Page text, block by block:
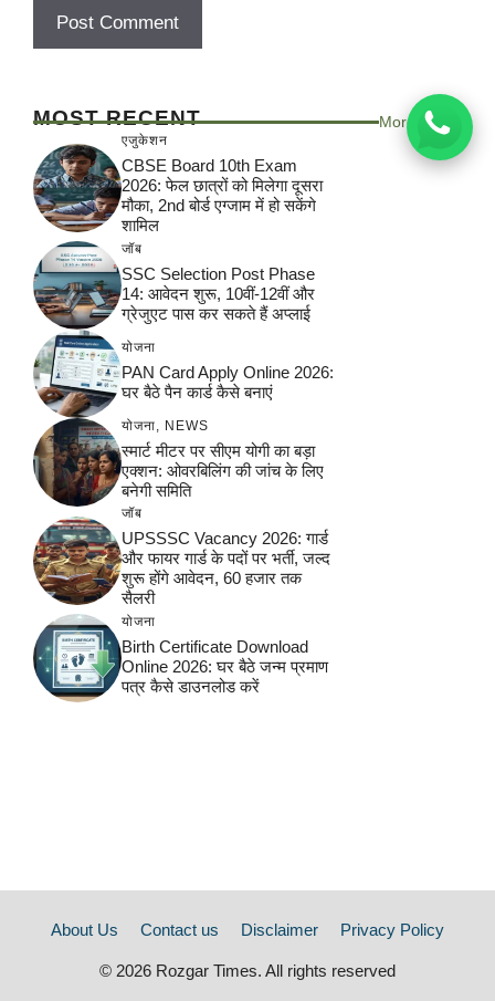
MOST RECENT More
एजुकेशन
CBSE Board 10th Exam
2026: फेल छात्रों को मिलेगा दूसरा
मौका, 2nd बोर्ड एग्जाम में हो सकेंगे
शामिल
जॉब
SSC Selection Post Phase
14: आवेदन शुरू, 10वीं-12वीं और
ग्रेजुएट पास कर सकते हैं अप्लाई
योजना
PAN Card Apply Online 2026:
घर बैठे पैन कार्ड कैसे बनाएं
योजना NEWS
स्मार्ट मीटर पर सीएम योगी का बड़ा
एक्शन: ओवरबिलिंग की जांच के लिए
बनेगी समिति
जॉब
UPSSSC Vacancy 2026: गार्ड
और फायर गार्ड के पदों पर भर्ती, जल्द
शुरू होंगे आवेदन, 60 हजार तक
सैलरी
योजना
Birth Certificate Download
Online 2026: घर बैठे जन्म प्रमाण
पत्र कैसे डाउनलोड करें
About Us Contact us Disclaimer Privacy Policy
© 2026 Rozgar Times. All rights reserved